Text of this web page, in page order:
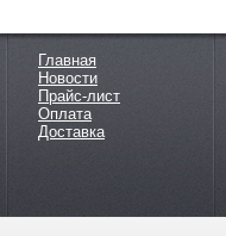
Главная
Новости
Прайс-лист
Оплата
Доставка